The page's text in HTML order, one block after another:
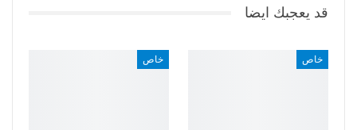
قد يعجبك ايضا
خاص خاص